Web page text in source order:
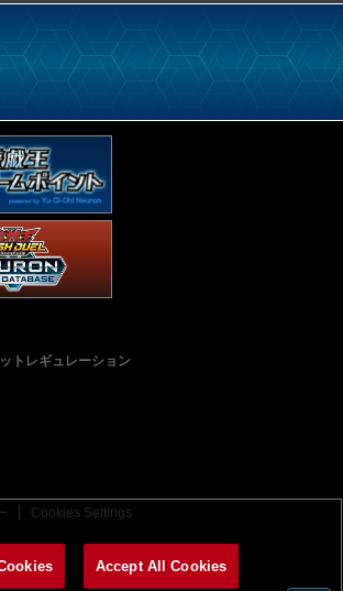
トレギュレーション
Cookies Settings
Accept All Cookies